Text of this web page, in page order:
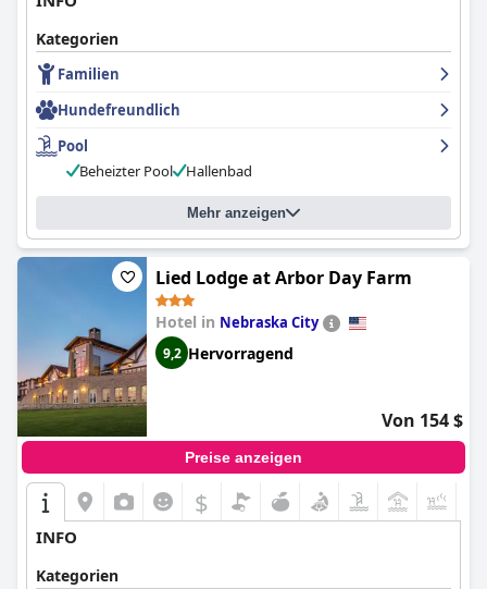
Kategorien
Familien
Hundefreundlich
Pool
Beheizter Pool
Hallenbad
Mehr anzeigen
Lied Lodge at Arbor Day Farm
Hotel in Nebraska City
9,2 Hervorragend
Von 154 $
Preise anzeigen
$
INFO
Kategorien